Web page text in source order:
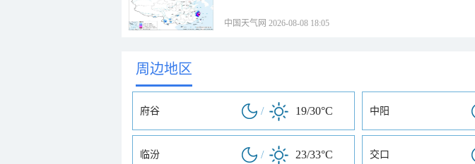
中国天气网 2026-08-08 18:05
周边地区
府谷 / 19/30°C 中阳
临汾 / 23/33°C 交口